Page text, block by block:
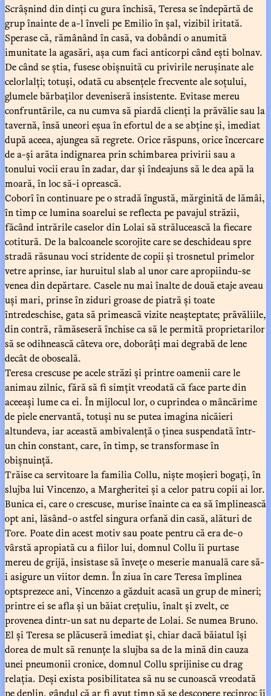
Scrâșnind din dinți cu gura închisă, Teresa se îndepărtă de
grup înainte de a-l înveli pe Emilio în șal, vizibil iritată.
Sperase că, rămânând în casă, va dobândi o anumită
imunitate la agasări, așa cum faci anticorpi când ești bolnav.
De când se știa, fusese obișnuită cu privirile nerușinate ale
celorlalți; totuși, odată cu absențele frecvente ale soțului,
glumele bărbaților deveniseră insistente. Evitase mereu
confruntările, ca nu cumva să piardă clienți la prăvălie sau la
tavernă, însă uneori eșua în efortul de a se abține și, imediat
după aceea, ajungea să regrete. Orice răspuns, orice încercare
de a-și arăta indignarea prin schimbarea privirii sau a
tonului vocii erau în zadar, dar și îndeajuns să le dea apă la
moară, în loc să-i oprească.
Coborî în continuare pe o stradă îngustă, mărginită de lămâi,
în timp ce lumina soarelui se reflecta pe pavajul străzii,
făcând intrările caselor din Lolai să strălucească la fiecare
cotitură. De la balcoanele scorojite care se deschideau spre
stradă răsunau voci stridente de copii și trosnetul primelor
vetre aprinse, iar huruitul slab al unor care apropiindu-se
venea din depărtare. Casele nu mai înalte de două etaje aveau
uși mari, prinse în ziduri groase de piatră și toate
întredeschise, gata să primească vizite neașteptate; prăvăliile,
din contră, rămăseseră închise ca să le permită proprietarilor
să se odihnească câteva ore, doborâți mai degrabă de lene
decât de oboseală.
Teresa crescuse pe acele străzi și printre oamenii care le
animau zilnic, fără să fi simțit vreodată că face parte din
aceeași lume ca ei. În mijlocul lor, o cuprindea o mâncărime
de piele enervantă, totuși nu se putea imagina nicăieri
altundeva, iar această ambivalență o ținea suspendată într-
un chin constant, care, în timp, se transformase în
obișnuință.
Trăise ca servitoare la familia Collu, niște moșieri bogați, în
slujba lui Vincenzo, a Margheritei și a celor patru copii ai lor.
Bunica ei, care o crescuse, murise înainte ca ea să împlinească
opt ani, lăsând-o astfel singura orfană din casă, alături de
Tore. Poate din acest motiv sau poate pentru că era de-o
vârstă apropiată cu a fiilor lui, domnul Collu îi purtase
mereu de grijă, insistase să învețe o meserie manuală care să-
i asigure un viitor demn. În ziua în care Teresa împlinea
optsprezece ani, Vincenzo a găzduit acasă un grup de mineri;
printre ei se afla și un băiat crețuliu, înalt și zvelt, ce
provenea dintr-un sat nu departe de Lolai. Se numea Bruno.
El și Teresa se plăcuseră imediat și, chiar dacă băiatul își
dorea de mult să renunțe la slujba sa de la mină din cauza
unei pneumonii cronice, domnul Collu sprijinise cu drag
relația. Deși exista posibilitatea să nu se cunoască vreodată
pe deplin, gândul că ar fi avut timp să se descopere reciproc îi